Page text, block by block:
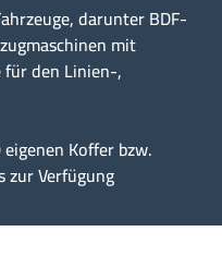
darunter BDF-
mit
den Linien-,
Koffer bzw.
zur Verfügung